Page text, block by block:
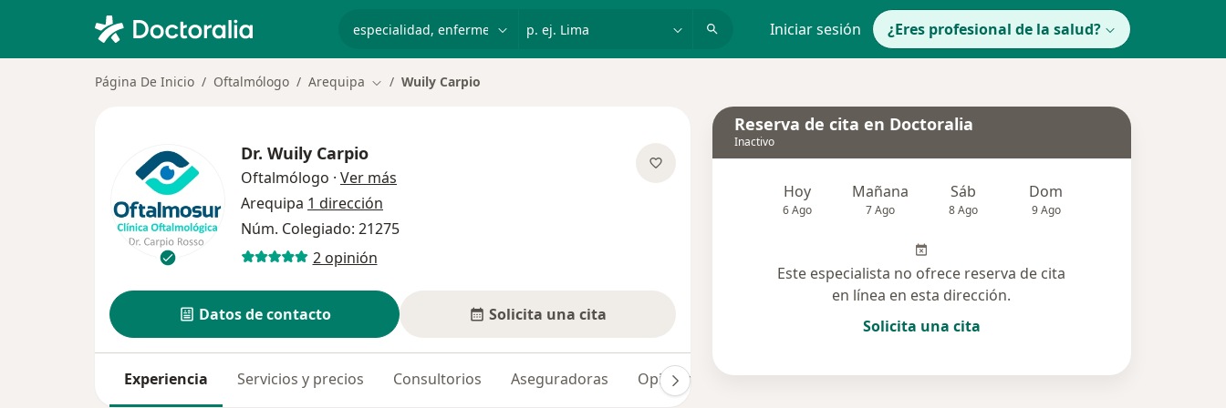
Iniciar sesión ¿Eres profesional de la salud?
Página De Inicio Oftalmólogo Arequipa Cambiar de ciudad
Wuily Carpio
Dr. Wuily Carpio
Oftalmólogo · Ver más
Arequipa 1 dirección
Núm. Colegiado: 21275
2 opinión
Datos de contacto Solicita una cita
Experiencia Servicios y precios Consultorios Aseguradoras Opiniones (2)
Reserva de cita en Doctoralia
Inactivo
Hoy
6 Ago
Mañana
7 Ago
Sáb
8 Ago
Dom
9 Ago
Este especialista no ofrece reserva de cita
en línea en esta dirección.
Solicita una cita